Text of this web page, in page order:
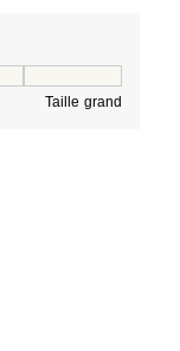
Taille grand